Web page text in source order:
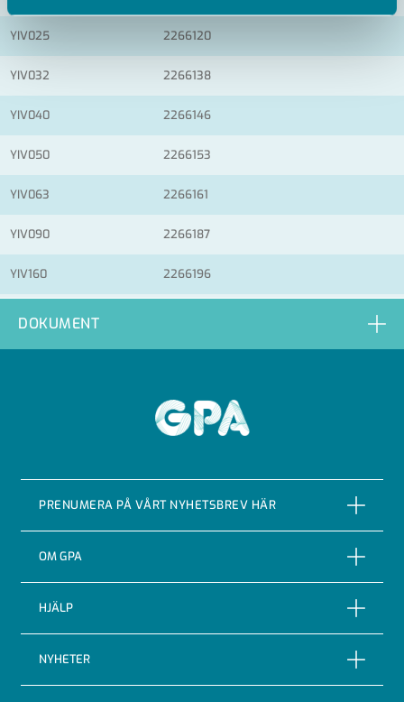
YIV025 2266120
YIV032 2266138
YIV040 2266146
YIV050 2266153
YIV063 2266161
YIV090 2266187
YIV160 2266196
YIV225 2264004
DOKUMENT
PRENUMERA PÅ VÅRT NYHETSBREV HÄR
OM GPA
Om företaget
Vår Historia
HJÄLP
Reklamationer
Returer
NYHETER